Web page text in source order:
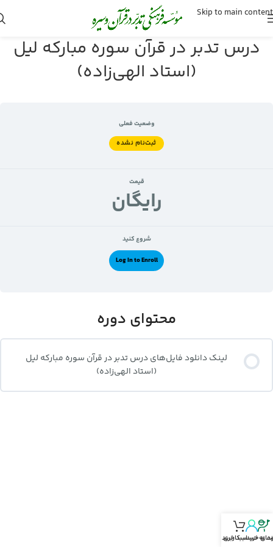
Skip to main content
درس تدبر در قرآن سوره مبارکه لیل
(استاد الهی‌زاده)
وضعیت فعلی
ثبت‌نام نشده
قیمت
رايگان
شروع کنید
Log In to Enroll
محتوای دوره
لینک دانلود فایل‌های درس تدبر در قرآن سوره مبارکه لیل
(استاد الهی‌زاده)
خرید
به حساب‌کاربری
سبد خرید